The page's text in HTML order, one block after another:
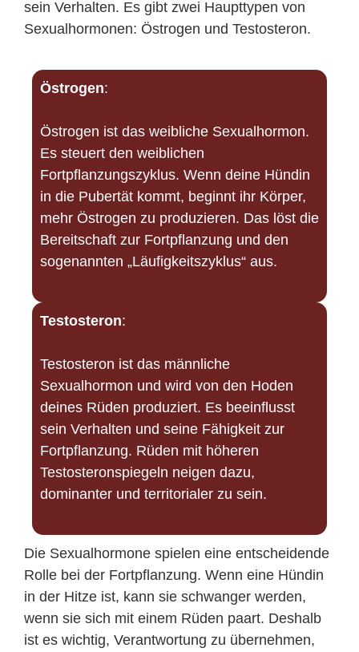
sein Verhalten. Es gibt zwei Haupttypen von
Sexualhormonen: Östrogen und Testosteron.
Östrogen:
Östrogen ist das weibliche Sexualhormon.
Es steuert den weiblichen
Fortpflanzungszyklus. Wenn deine Hündin
in die Pubertät kommt, beginnt ihr Körper,
mehr Östrogen zu produzieren. Das löst die
Bereitschaft zur Fortpflanzung und den
sogenannten „Läufigkeitszyklus“ aus.
Testosteron:
Testosteron ist das männliche
Sexualhormon und wird von den Hoden
deines Rüden produziert. Es beeinflusst
sein Verhalten und seine Fähigkeit zur
Fortpflanzung. Rüden mit höheren
Testosteronspiegeln neigen dazu,
dominanter und territorialer zu sein.
Die Sexualhormone spielen eine entscheidende
Rolle bei der Fortpflanzung. Wenn eine Hündin
in der Hitze ist, kann sie schwanger werden,
wenn sie sich mit einem Rüden paart. Deshalb
ist es wichtig, Verantwortung zu übernehmen,